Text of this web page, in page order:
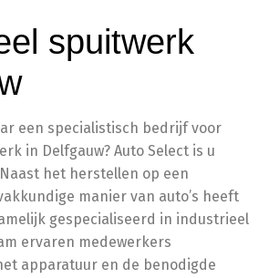
spuitwerk
een specialistisch bedrijf voor
in Delfgauw? Auto Select is u
het herstellen op een
manier van auto’s heeft
gespecialiseerd in industrieel
ervaren medewerkers
apparatuur en de benodigde